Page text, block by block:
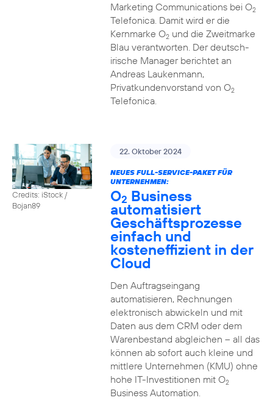
Marketing Communications bei O2
Telefonica. Damit wird er die
Kernmarke O2und die Zweitmarke
Blau verantworten. Der deutsch-
irische Manager berichtet an
Andreas Laukenmann,
Privatkundenvorstand von O2
Telefonica.
Credits: iStock /
Bojan89
22. Oktober 2024
NEUES FULL-SERVICE-PAKET FÜR
UNTERNEHMEN:
O2 Business
automatisiert
Geschäftsprozesse
einfach und
kosteneffizient in der
Cloud
Den Auftragseingang
automatisieren, Rechnungen
elektronisch abwickeln und mit
Daten aus dem CRM oder dem
Warenbestand abgleichen – all das
können ab sofort auch kleine und
mittlere Unternehmen (KMU) ohne
hohe IT-Investitionen mit O2
Business Automation.